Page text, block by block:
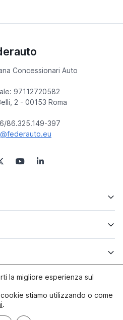
Concessionari Auto
97112720582
2 - 00153 Roma
86.325.149-397
la migliore esperienza sul
stiamo utilizzando o come
.